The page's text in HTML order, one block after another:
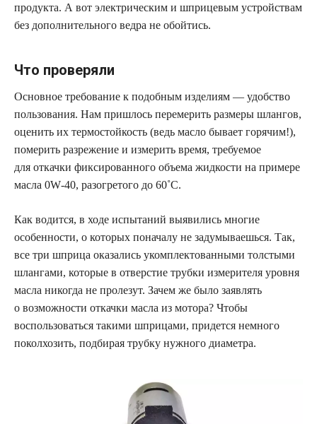
продукта. А вот электрическим и шприцевым устройствам
без дополнительного ведра не обойтись.
Что проверяли
Основное требование к подобным изделиям — удобство
пользования. Нам пришлось перемерить размеры шлангов,
оценить их термостойкость (ведь масло бывает горячим!),
померить разрежение и измерить время, требуемое
для откачки фиксированного объема жидкости на примере
масла 0W‑40, разогретого до 60˚С.
Как водится, в ходе испытаний выявились многие
особенности, о которых поначалу не задумываешься. Так,
все три шприца оказались укомплектованными толстыми
шлангами, которые в отверстие трубки измерителя уровня
масла никогда не пролезут. Зачем же было заявлять
о возможности откачки масла из мотора? Чтобы
воспользоваться такими шприцами, придется немного
поколхозить, подбирая трубку нужного диаметра.